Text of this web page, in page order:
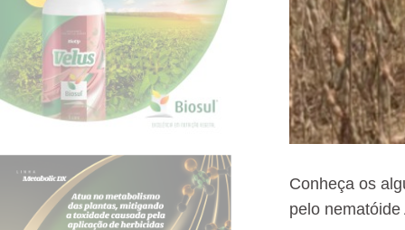
Conheça os
pelo